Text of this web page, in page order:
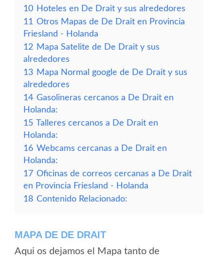
10 Hoteles en De Drait y sus alrededores
11 Otros Mapas de De Drait en Provincia
Friesland - Holanda
12 Mapa Satelite de De Drait y sus
alrededores
13 Mapa Normal google de De Drait y sus
alrededores
14 Gasolineras cercanos a De Drait en
Holanda:
15 Talleres cercanos a De Drait en
Holanda:
16 Webcams cercanas a De Drait en
Holanda:
17 Oficinas de correos cercanas a De Drait
en Provincia Friesland - Holanda
18 Contenido Relacionado:
MAPA DE DE DRAIT
Aqui os dejamos el Mapa tanto de